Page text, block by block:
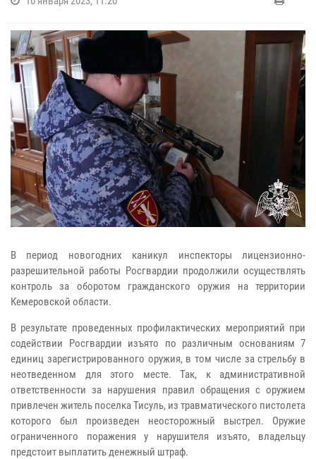
В период новогодних каникул инспекторы лицензионно-
разрешительной работы Росгвардии продолжили осуществлять
контроль за оборотом гражданского оружия на территории
Кемеровской области.
В результате проведенных профилактических мероприятий при
содействии Росгвардии изъято по различным основаниям 7
единиц зарегистрированного оружия, в том числе за стрельбу в
неотведенном для этого месте. Так, к административной
ответственности за нарушения правил обращения с оружием
привлечен житель поселка Тисуль, из травматического пистолета
которого был произведен неосторожный выстрел. Оружие
ограниченного поражения у нарушителя изъято, владельцу
предстоит выплатить денежный штраф.